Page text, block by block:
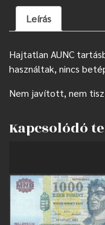
Leírás
Hajtatlan AUNC
használtak, nincs
Nem javított, nem
Kapcsolódó